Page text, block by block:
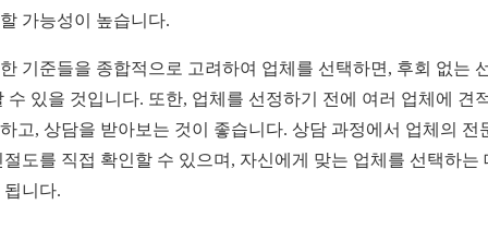
가능성이 높습니다.
기준들을 종합적으로 고려하여 업체를 선택하면, 후회 없는
수 있을 것입니다. 또한, 업체를 선정하기 전에 여러 업체에 견
고, 상담을 받아보는 것이 좋습니다. 상담 과정에서 업체의 전
절도를 직접 확인할 수 있으며, 자신에게 맞는 업체를 선택하는
됩니다.